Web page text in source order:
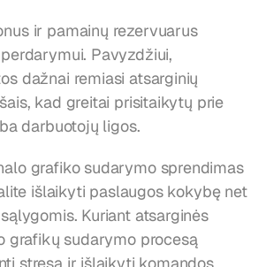
ir pamainų rezervuarus
Pavyzdžiui,
dažnai remiasi atsarginių
kad greitai prisitaikytų prie
darbuotojų ligos.
grafiko sudarymo sprendimas
išlaikyti paslaugos kokybę net
Kuriant atsarginės
grafikų sudarymo procesą